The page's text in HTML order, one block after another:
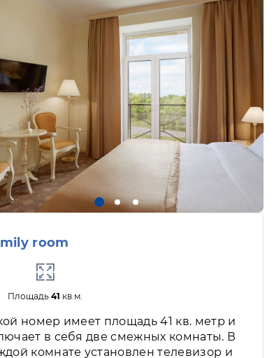
room
Площадь41 кв.м.
номер имеет площадь 41 кв. метр и
в себя две смежных комнаты. В
комнате установлен телевизор и